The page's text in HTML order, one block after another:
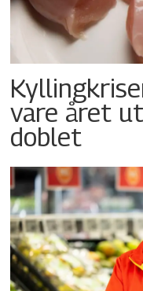
vare året
doblet